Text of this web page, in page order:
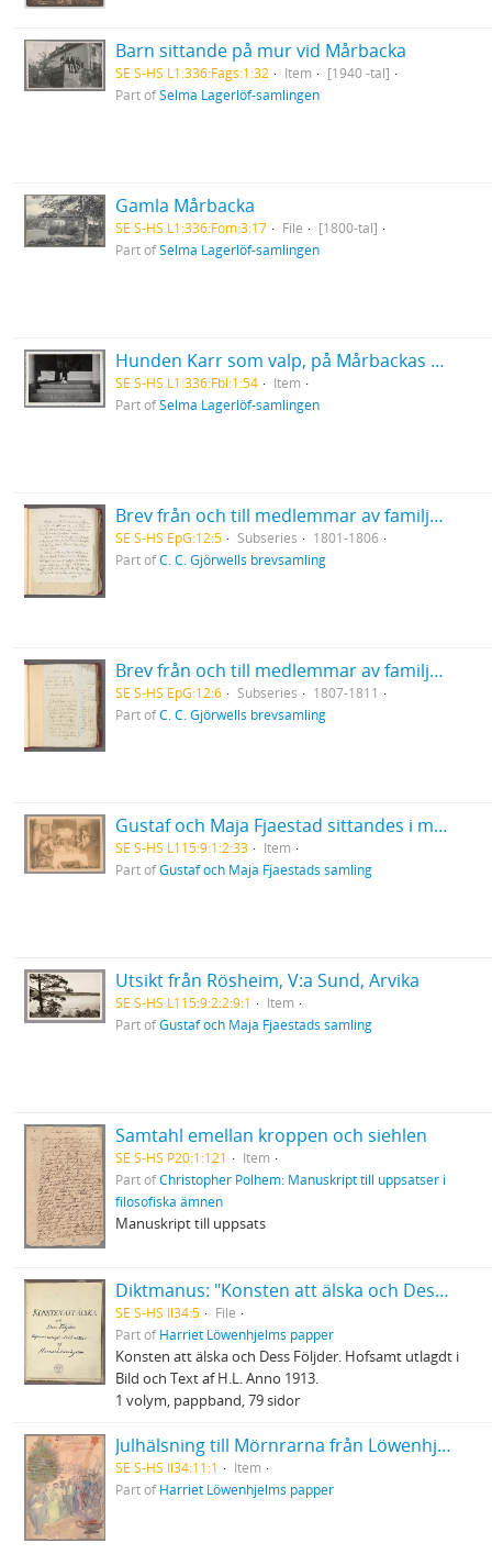
Barn sittande på mur vid Mårbacka
SE S-HS L1:336:Fags:1:32 Item
[1940 -tal]
Part ofSelma Lagerlöf-samlingen
Gamla Mårbacka
SE S-HS L1:336:Fom:3:17 File
[1800-tal]
Part ofSelma Lagerlöf-samlingen
Hunden Karr som valp, på Mårbackas veranda
SE S-HS L1:336:Fbl:1:54
Item
Part ofSelma Lagerlöf-samlingen
Brev från och till medlemmar av familjen Gjörwell
SE S-HS EpG:12:5 Subseries
1801-1806
Part ofC. C. Gjörwells brevsamling
Brev från och till medlemmar av familjen Gjörwell
SE S-HS EpG:12:6 Subseries
1807-1811
Part ofC. C. Gjörwells brevsamling
Gustaf och Maja Fjaestad sittandes i matsalen till familjens villa i Arvika, tillsammans med andra personer
SE S-HS L115:9:1:2:33
Item
Part ofGustaf och Maja Fjaestads samling
Utsikt från Rösheim, V:a Sund, Arvika
SE S-HS L115:9:2:2:9:1
Item
Part ofGustaf och Maja Fjaestads samling
Samtahl emellan kroppen och siehlen
SE S-HS P20:1:121
Item
Part ofChristopher Polhem: Manuskript till uppsatser i
filosofiska ämnen
Manuskript till uppsats
Diktmanus: "Konsten att älska och Dess Följder."
SE S-HS Il34:5
File
Part ofHarriet Löwenhjelms papper
Konsten att älska och Dess Följder. Hofsamt utlagdt i
Bild och Text af H.L. Anno 1913.
1 volym, pappband, 79 sidor
Julhälsning till Mörnrarna från Löwenhjelmarna
SE S-HS Il34:11:1
Item
Part ofHarriet Löwenhjelms papper